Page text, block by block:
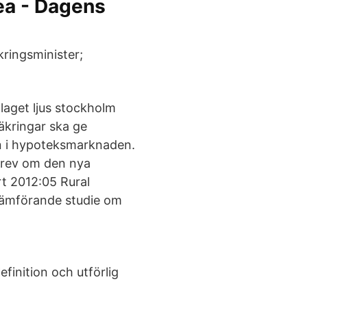
- Dagens
ljus stockholm
ska ge
i hypoteksmarknaden.
om den nya
2012:05 Rural
studie om
och utförlig